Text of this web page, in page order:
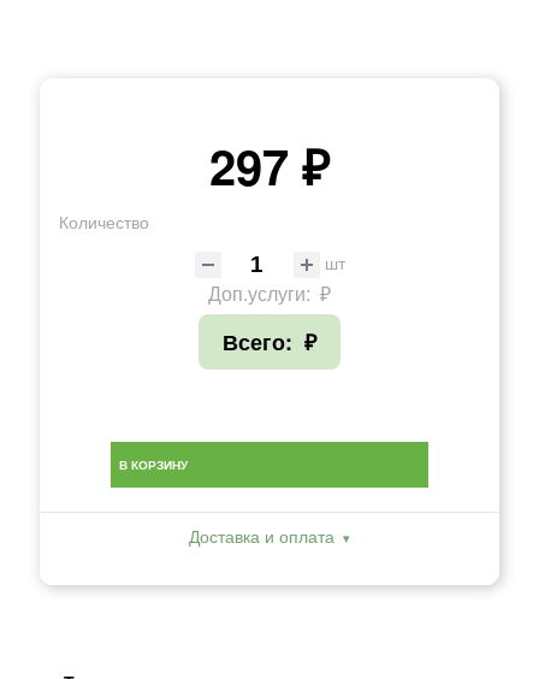
297 ₽
Количество
шт
Доп.услуги: ₽
Всего: ₽
В КОРЗИНУ
Доставка и оплата